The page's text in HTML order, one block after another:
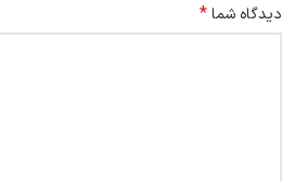
دیدگاه شما*